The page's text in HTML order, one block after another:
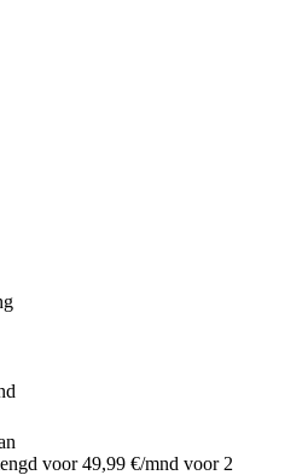
voor 49,99 €/mnd voor 2